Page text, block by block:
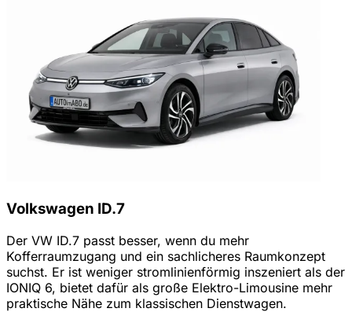
Volkswagen ID.7
Der VW ID.7 passt besser, wenn du mehr
Kofferraumzugang und ein sachlicheres Raumkonzept
suchst. Er ist weniger stromlinienförmig inszeniert als der
IONIQ 6, bietet dafür als große Elektro-Limousine mehr
praktische Nähe zum klassischen Dienstwagen.